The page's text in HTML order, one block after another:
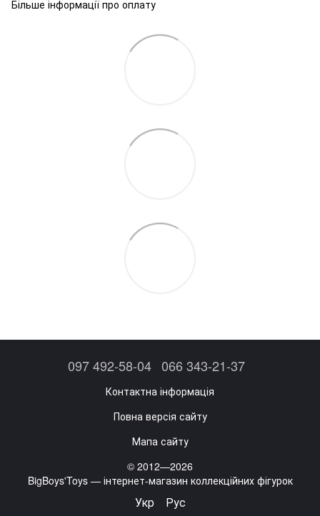
Більше інформації про оплату
097 492-58-04 066 343-21-37
Контактна інформація
Повна версія сайту
Мапа сайту
© 2012—2026
BigBoys'Toys — інтернет-магазин коллекційних фігурок
Укр Рус